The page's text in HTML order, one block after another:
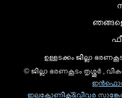
ഉള്ളടക്കം ജില്ലാ
© ജില്ലാ ഭരണകൂടം തൃശ്ശൂർ ,
ഇലക്ട്രോണിക്സ്&വിവര